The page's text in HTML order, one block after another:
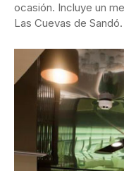
ocasión. Incluye un
Las Cuevas de Sandó.